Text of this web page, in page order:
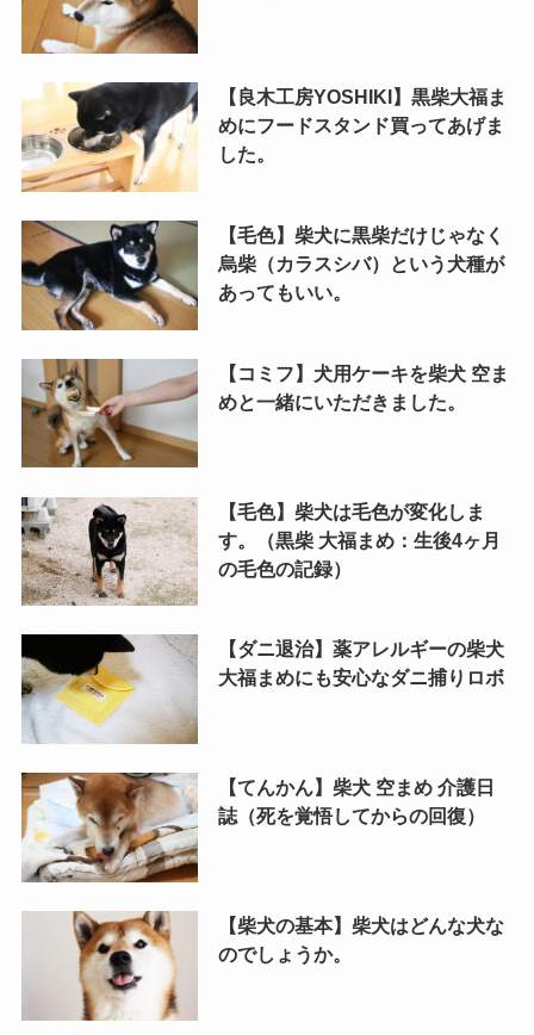
【良木工房YOSHIKI】黒柴大福ま
めにフードスタンド買ってあげま
した。
【毛色】柴犬に黒柴だけじゃなく
烏柴（カラスシバ）という犬種が
あってもいい。
【コミフ】犬用ケーキを柴犬 空ま
めと一緒にいただきました。
【毛色】柴犬は毛色が変化しま
す。（黒柴 大福まめ：生後4ヶ月
の毛色の記録）
【ダニ退治】薬アレルギーの柴犬
大福まめにも安心なダニ捕りロボ
【てんかん】柴犬 空まめ 介護日
誌（死を覚悟してからの回復）
【柴犬の基本】柴犬はどんな犬な
のでしょうか。